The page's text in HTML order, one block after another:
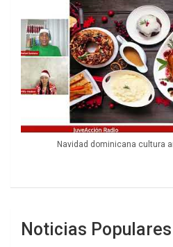
Navidad dominicana cultura
Noticias Populares